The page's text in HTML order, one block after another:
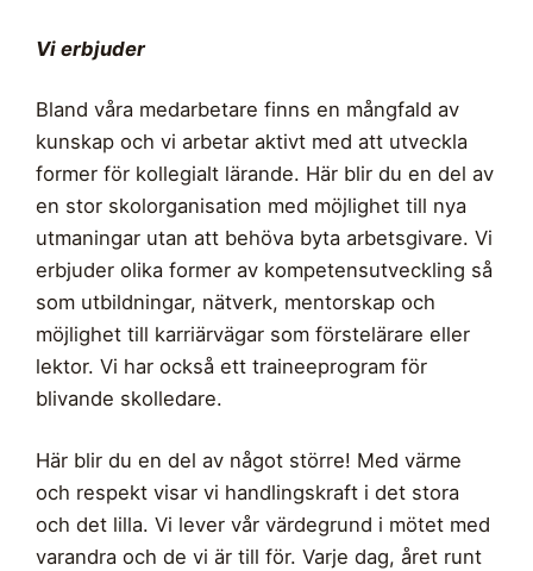
Vi erbjuder
Bland våra medarbetare finns en mångfald av
kunskap och vi arbetar aktivt med att utveckla
former för kollegialt lärande. Här blir du en del av
en stor skolorganisation med möjlighet till nya
utmaningar utan att behöva byta arbetsgivare. Vi
erbjuder olika former av kompetensutveckling så
som utbildningar, nätverk, mentorskap och
möjlighet till karriärvägar som förstelärare eller
lektor. Vi har också ett traineeprogram för
blivande skolledare.
Här blir du en del av något större! Med värme
och respekt visar vi handlingskraft i det stora
och det lilla. Vi lever vår värdegrund i mötet med
varandra och de vi är till för. Varje dag, året runt